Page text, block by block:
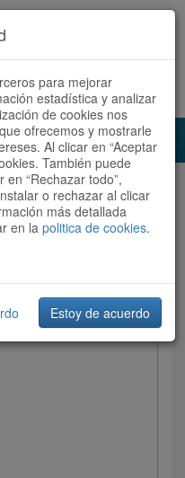
Español | Català
por:Más recientes
para mejorar
estadística y analizar
de cookies nos
ofrecemos y mostrarle
Al clicar en “Aceptar
También puede
“Rechazar todo”,
o rechazar al clicar
más detallada
en la politica de cookies.
Estoy de acuerdo